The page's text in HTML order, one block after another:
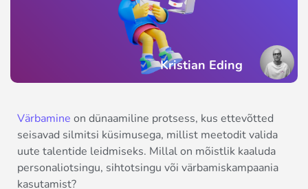
Kristian Eding
Värbamine on dünaamiline protsess, kus ettevõtted
seisavad silmitsi küsimusega, millist meetodit valida
uute talentide leidmiseks. Millal on mõistlik kaaluda
personaliotsingu, sihtotsingu või värbamiskampaania
kasutamist?